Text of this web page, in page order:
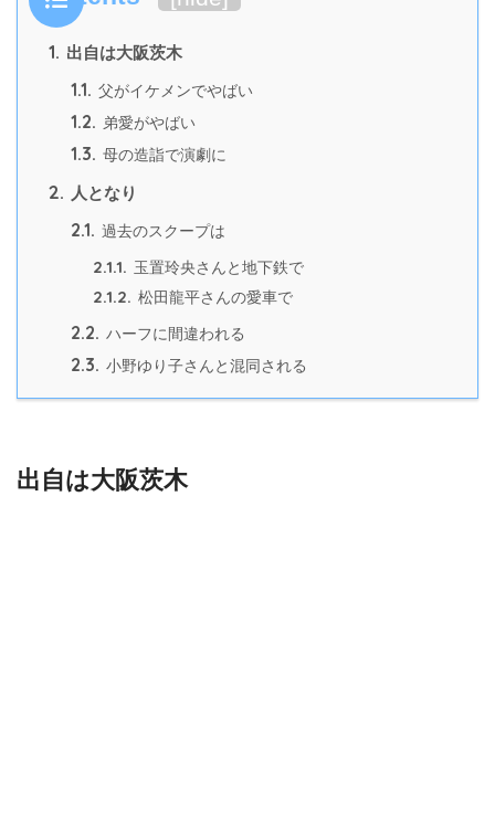
1. 出自は大阪茨木
1.1. 父がイケメンでやばい
1.2. 弟愛がやばい
1.3. 母の造詣で演劇に
2. 人となり
2.1. 過去のスクープは
2.1.1. 玉置玲央さんと地下鉄で
2.1.2. 松田龍平さんの愛車で
2.2. ハーフに間違われる
2.3. 小野ゆり子さんと混同される
出自は大阪茨木